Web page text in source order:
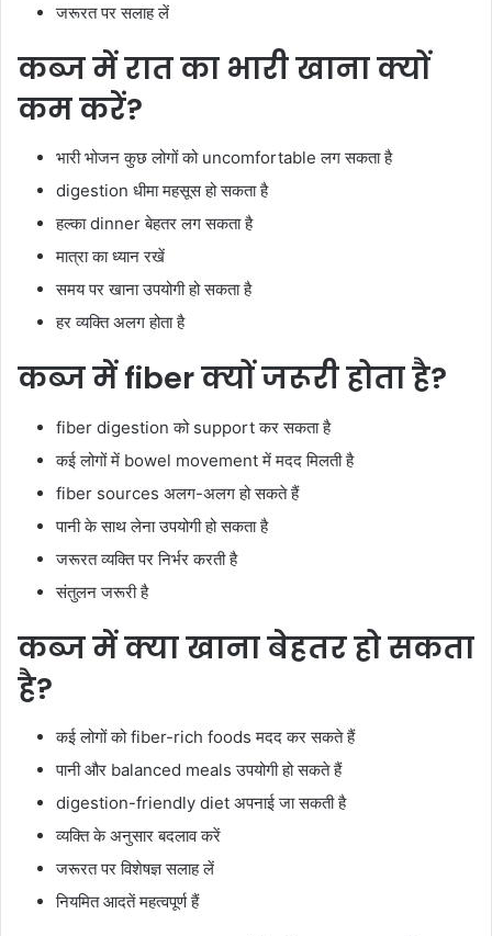
जरूरत पर सलाह लें
कब्ज में रात का भारी खाना क्यों
कम करें?
भारी भोजन कुछ लोगों को uncomfortable लग सकता है
digestion धीमा महसूस हो सकता है
हल्का dinner बेहतर लग सकता है
मात्रा का ध्यान रखें
समय पर खाना उपयोगी हो सकता है
हर व्यक्ति अलग होता है
कब्ज में fiber क्यों जरूरी होता है?
fiber digestion को support कर सकता है
कई लोगों में bowel movement में मदद मिलती है
fiber sources अलग-अलग हो सकते हैं
पानी के साथ लेना उपयोगी हो सकता है
जरूरत व्यक्ति पर निर्भर करती है
संतुलन जरूरी है
कब्ज में क्या खाना बेहतर हो सकता
है?
कई लोगों को fiber-rich foods मदद कर सकते हैं
पानी और balanced meals उपयोगी हो सकते हैं
digestion-friendly diet अपनाई जा सकती है
व्यक्ति के अनुसार बदलाव करें
जरूरत पर विशेषज्ञ सलाह लें
नियमित आदतें महत्वपूर्ण हैं